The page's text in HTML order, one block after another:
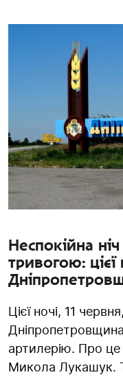
Неспокійна
тривогою:
Цієї ночі, 11
артилерію. Про
Микола Лукашук.